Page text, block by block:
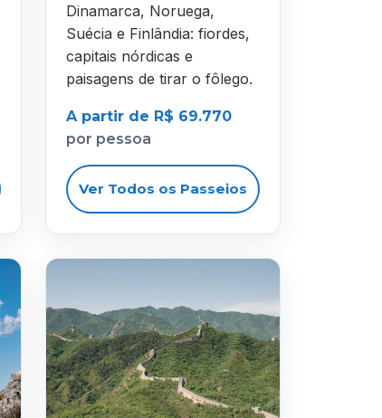
Dinamarca, Noruega,
Suécia e Finlândia: fiordes,
capitais nórdicas e
paisagens de tirar o fôlego.
A partir de R$ 69.770
por pessoa
Ver Todos os Passeios